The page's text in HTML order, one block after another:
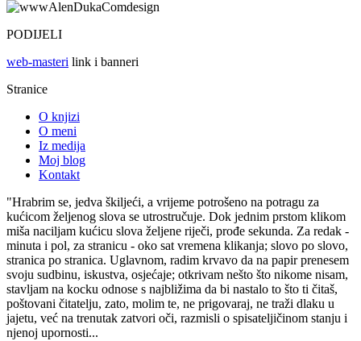
PODIJELI
web-masteri link i banneri
Stranice
O knjizi
O meni
Iz medija
Moj blog
Kontakt
"Hrabrim se, jedva škiljeći, a vrijeme potrošeno na potragu za
kućicom željenog slova se utrostručuje. Dok jednim prstom klikom
miša naciljam kućicu slova željene riječi, prođe sekunda. Za redak -
minuta i pol, za stranicu - oko sat vremena klikanja; slovo po slovo,
stranica po stranica. Uglavnom, radim krvavo da na papir prenesem
svoju sudbinu, iskustva, osjećaje; otkrivam nešto što nikome nisam,
stavljam na kocku odnose s najbližima da bi nastalo to što ti čitaš,
poštovani čitatelju, zato, molim te, ne prigovaraj, ne traži dlaku u
jajetu, već na trenutak zatvori oči, razmisli o spisateljičinom stanju i
njenoj upornosti...